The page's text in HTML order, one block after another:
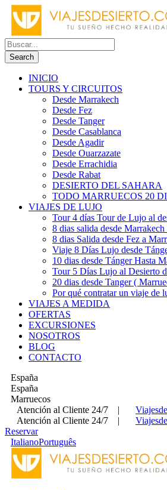
INICIO
TOURS Y CIRCUITOS
Desde Marrakech
Desde Fez
Desde Tanger
Desde Casablanca
Desde Agadir
Desde Ouarzazate
Desde Errachidia
Desde Rabat
DESIERTO DEL SAHARA
TODO MARRUECOS 20
VIAJES DE LUJO
Tour 4 días Tour de Lujo al
8 dias salida desde
8 dias Salida desde Fez a
Viaje 8 Días Lujo desde
10 dias desde Tánger Hasta
Tour 5 Días Lujo al Desierto
20 dias desde Tanger (
Por qué contratar un viaje de
VIAJES A MEDIDA
OFERTAS
EXCURSIONES
NOSOTROS
BLOG
CONTACTO
España
España
Marruecos
Atención al Cliente 24/7
|
Atención al Cliente 24/7
|
Reservar
ItalianoPortuguês